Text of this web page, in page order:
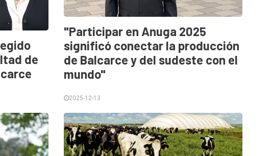
de
"Participar en Anuga 2025
significó conectar la producción
de Balcarce y del sudeste con el
mundo"
2025-12-13